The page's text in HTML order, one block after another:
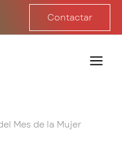
Contactar
Mes de la Mujer